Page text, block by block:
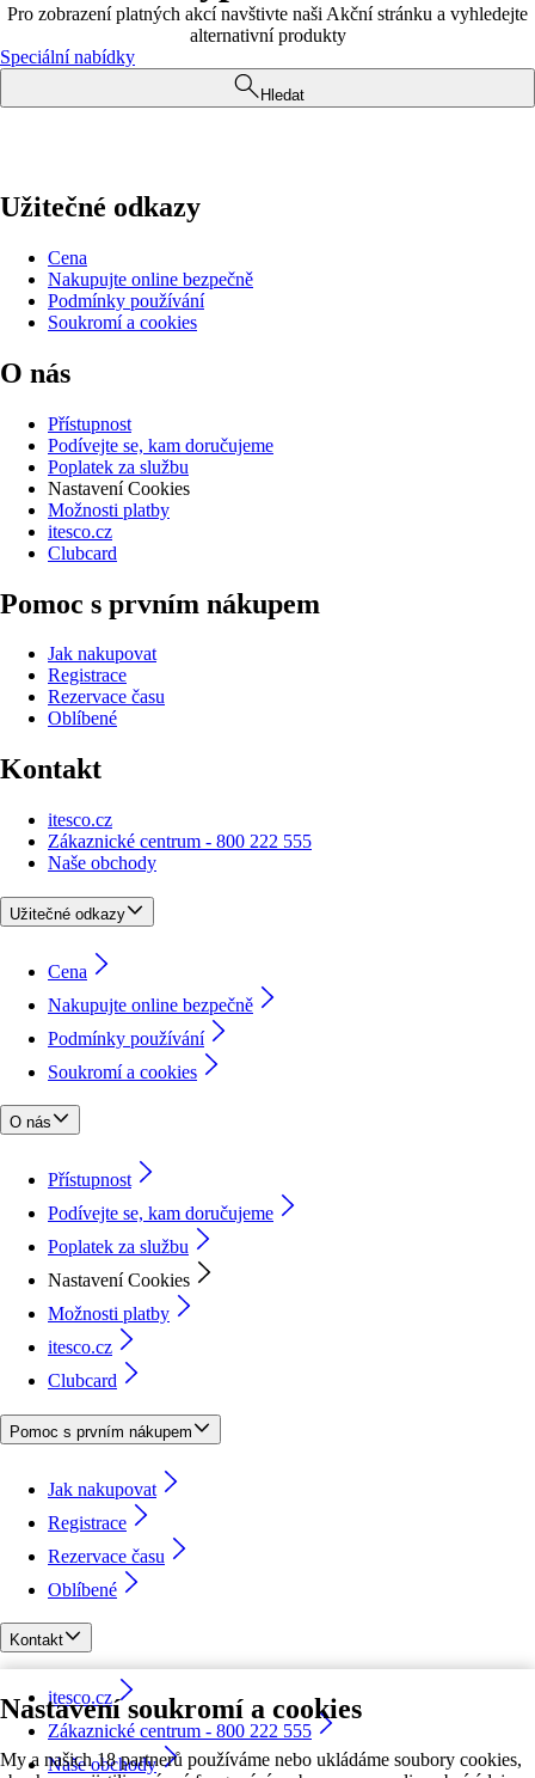
Nastavení soukromí a cookies
My a našich 18 partnerů používáme nebo ukládáme soubory cookies,
Pro zobrazení platných akcí navštivte naši Akční stránku a vyhledejte
alternativní produkty
Speciální nabídky
Hledat
Užitečné odkazy
Cena
Nakupujte online bezpečně
Podmínky používání
Soukromí a cookies
O nás
Přístupnost
Podívejte se, kam doručujeme
Poplatek za službu
Nastavení Cookies
Možnosti platby
itesco.cz
Clubcard
Pomoc s prvním nákupem
Jak nakupovat
Registrace
Rezervace času
Oblíbené
Kontakt
itesco.cz
Zákaznické centrum - 800 222 555
Naše obchody
Užitečné odkazy
Cena
Nakupujte online bezpečně
Podmínky používání
Soukromí a cookies
O nás
Přístupnost
Podívejte se, kam doručujeme
Poplatek za službu
Nastavení Cookies
Možnosti platby
itesco.cz
Clubcard
Pomoc s prvním nákupem
Jak nakupovat
Registrace
Rezervace času
Oblíbené
Kontakt
itesco.cz
Zákaznické centrum - 800 222 555
Naše obchody